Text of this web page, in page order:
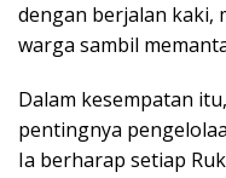
dengan berjalan kaki,
warga sambil
Dalam kesempatan
pentingnya
Ia berharap setiap